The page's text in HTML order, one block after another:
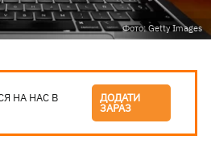
Фото: Getty Images
НА НАС В ДОДАТИ
ЗАРАЗ